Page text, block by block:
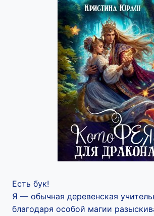
Есть бук!
Я — обычная деревенская
благодаря особой магии